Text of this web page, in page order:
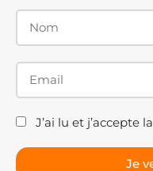
J’ai lu et j’accepte la